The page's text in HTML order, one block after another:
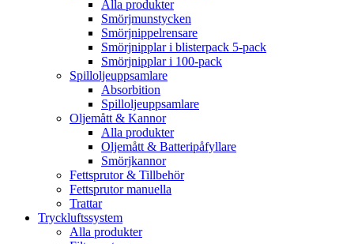
Alla produkter
Smörjmunstycken
Smörjnippelrensare
Smörjnipplar i blisterpack 5-pack
Smörjnipplar i 100-pack
Spilloljeuppsamlare
Absorbition
Spilloljeuppsamlare
Oljemått & Kannor
Alla produkter
Oljemått & Batteripåfyllare
Smörjkannor
Fettsprutor & Tillbehör
Fettsprutor manuella
Trattar
Tryckluftssystem
Alla produkter